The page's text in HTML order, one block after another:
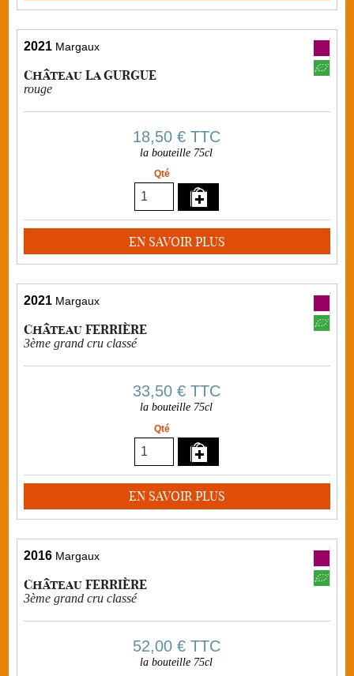
2021 Margaux
Château La GURGUE
rouge
18,50 €TTC
la bouteille 75cl
Qté
EN SAVOIR PLUS
2021 Margaux
Château FERRIÈRE
3ème grand cru classé
33,50 €TTC
la bouteille 75cl
Qté
EN SAVOIR PLUS
2016 Margaux
Château FERRIÈRE
3ème grand cru classé
52,00 €TTC
la bouteille 75cl